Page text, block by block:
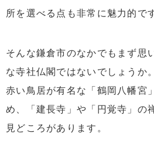
所を選べる点も非常に魅力的で
そんな鎌倉市のなかでもまず思
な寺社仏閣ではないでしょうか。
赤い鳥居が有名な「鶴岡八幡宮
め、「建長寺」や「円覚寺」の
見どころがあります。